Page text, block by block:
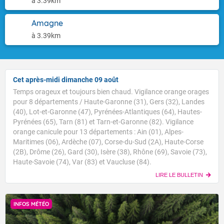
Amagne
à 3.39km
Cet après-midi dimanche 09 août
Temps orageux et toujours bien chaud. Vigilance orange orages
pour 8 départements / Haute-Garonne (31), Gers (32), Landes
(40), Lot-et-Garonne (47), Pyrénées-Atlantiques (64), Hautes-
Pyrénées (65), Tarn (81) et Tarn-et-Garonne (82). Vigilance
orange canicule pour 13 départements : Ain (01), Alpes-
Maritimes (06), Ardèche (07), Corse-du-Sud (2A), Haute-Corse
(2B), Drôme (26), Gard (30), Isère (38), Rhône (69), Savoie (73),
Haute-Savoie (74), Var (83) et Vaucluse (84).
LIRE LE BULLETIN
INFOS MÉTÉO